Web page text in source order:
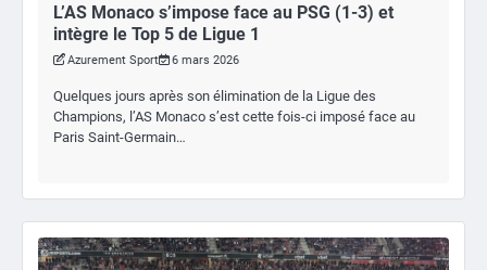
L’AS Monaco s’impose face au PSG (1-3) et
intègre le Top 5 de Ligue 1
Azurement Sport 6 mars 2026
Quelques jours après son élimination de la Ligue des
Champions, l’AS Monaco s’est cette fois-ci imposé face au
Paris Saint-Germain…